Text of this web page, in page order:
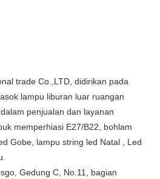
trade Co.,LTD, didirikan pada
lampu liburan luar ruangan
penjualan dan layanan
memperhiasi E27/B22, bohlam
Gobe, lampu string led Natal , Led
Gedung C, No.11, bagian